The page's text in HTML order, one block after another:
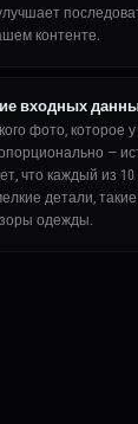
контенте.
входных
фото, которое
—
что каждый из
детали, такие
одежды.